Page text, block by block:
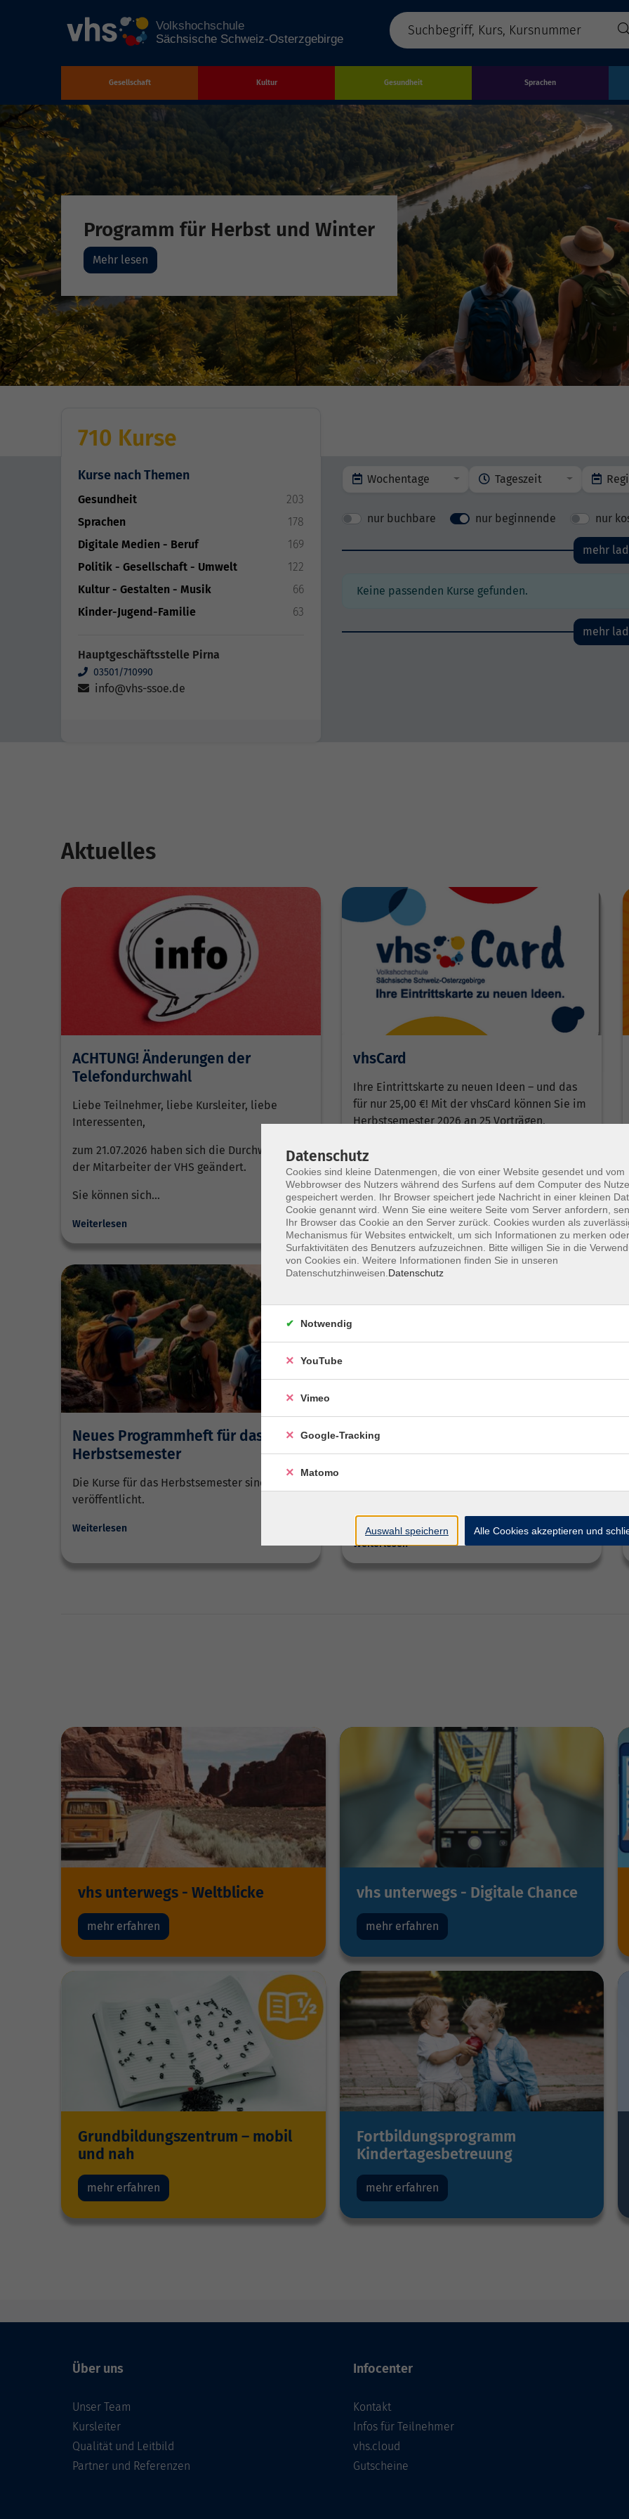
Zum Hauptinhalt springen
Gesellschaft Kultur Gesundheit Sprachen
Programm für Herbst und Winter
Mehr lesen
710 Kurse
Kurse nach Themen
Gesundheit
203
Sprachen
178
Digitale Medien - Beruf
169
Politik - Gesellschaft - Umwelt
122
Kultur - Gestalten - Musik
66
Kinder-Jugend-Familie
63
Hauptgeschäftsstelle Pirna
03501/710990
info@vhs-ssoe.de
Wochentage Tageszeit
nur buchbare nur beginnende nur
mehr
Keine passenden Kurse gefunden.
mehr
Aktuelles
ACHTUNG! Änderungen der
Telefondurchwahl
Liebe Teilnehmer, liebe Kursleiter, liebe
Interessenten,
zum 21.07.2026 haben sich die Durchwahlen
der Mitarbeiter der VHS geändert.
Sie können sich…
Weiterlesen
vhsCard
Ihre Eintrittskarte zu neuen Ideen – und das
für nur 25,00 €! Mit der vhsCard können Sie im
Herbstsemester 2026 an 25 Vorträgen,
Weiterlesen
Neues Programmheft für das
Herbstsemester
Die Kurse für das Herbstsemester sind
veröffentlicht.
Weiterlesen
Sommerkurse
Erwachsene und…
Weiterlesen
vhs unterwegs - Weltblicke
mehr erfahren
vhs unterwegs - Digitale Chance
mehr erfahren
Grundbildungszentrum – mobil
und nah
mehr erfahren
Fortbildungsprogramm
Kindertagesbetreuung
mehr erfahren
Über uns
Unser Team
Kursleiter
Qualität und Leitbild
Partner und Referenzen
Infocenter
Kontakt
Infos für Teilnehmer
vhs.cloud
Gutscheine
Datenschutz
Cookies sind kleine Datenmengen, die von einer Website gesendet und vom
Webbrowser des Nutzers während des Surfens auf dem Computer des
gespeichert werden. Ihr Browser speichert jede Nachricht in einer kleinen
Cookie genannt wird. Wenn Sie eine weitere Seite vom Server anfordern,
Ihr Browser das Cookie an den Server zurück. Cookies wurden als
Mechanismus für Websites entwickelt, um sich Informationen zu merken
Surfaktivitäten des Benutzers aufzuzeichnen. Bitte willigen Sie in die
von Cookies ein. Weitere Informationen finden Sie in unseren
Datenschutzhinweisen. Datenschutz
Notwendig
YouTube
Vimeo
Google-Tracking
Matomo
Auswahl speichern Alle Cookies akzeptieren und